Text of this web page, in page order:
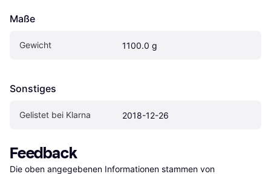
Maße
Gewicht 1100.0 g
Sonstiges
Gelistet bei Klarna 2018-12-26
Feedback
Die oben angegebenen Informationen stammen von